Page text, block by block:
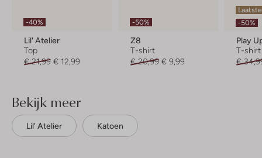
-40%
Lil' Atelier
Top
€ 21,99 € 12,99
-50%
Z8
T-shirt
€ 20,99 € 9,99
-50%
Play
T-shirt
€
Bekijk meer
Lil' Atelier Katoen